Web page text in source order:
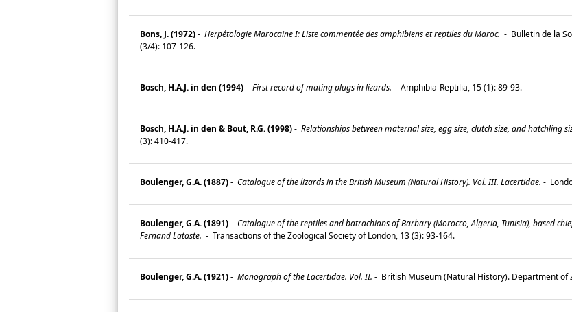
Bons, J. (1972)- Herpétologie Marocaine I: Liste commentée des amphibiens et reptiles du Maroc. - Bulletin de la
(3/4): 107-126.
Bosch, H.A.J. in den (1994)- First record of mating plugs in lizards. - Amphibia-Reptilia, 15 (1): 89-93.
Bosch, H.A.J. in den & Bout, R.G. (1998)- Relationships between maternal size, egg size, clutch size, and hatchling
(3): 410-417.
Boulenger, G.A. (1887)- Catalogue of the lizards in the British Museum (Natural History). Vol. III. Lacertidae. -
Boulenger, G.A. (1891)- Catalogue of the reptiles and batrachians of Barbary (Morocco, Algeria, Tunisia), based
Fernand Lataste. - Transactions of the Zoological Society of London, 13 (3): 93-164.
Boulenger, G.A. (1921)- Monograph of the Lacertidae. Vol. II. - British Museum (Natural History). Department of